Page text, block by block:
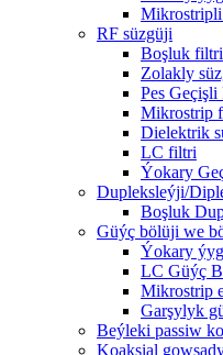
RF süzgüji
Boşluk
Zolakly
Pes Geçişli
Mikrostrip
Dielektrik
LC filtri
Ýokary
Dupleksleýji/
Boşluk
Güýç bölüji we
Ýokary
LC Güýç
Mikrostrip
Garşylyk
Beýleki passiw
Koaksial